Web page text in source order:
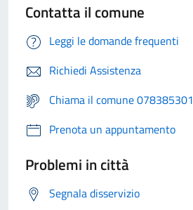
Contatta il comune
Leggi le domande frequenti
Richiedi Assistenza
Chiama il comune 078385301
Prenota un appuntamento
Problemi in città
Segnala disservizio